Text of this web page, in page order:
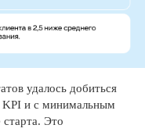
удалось добиться
KPI и с минимальным
Это